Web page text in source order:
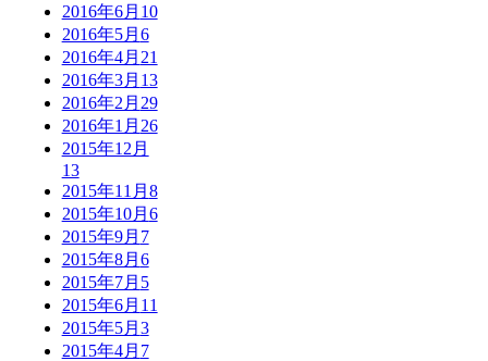
2016年6月 10
2016年5月 6
2016年4月 21
2016年3月 13
2016年2月 29
2016年1月 26
2015年12月
13
2015年11月 8
2015年10月 6
2015年9月 7
2015年8月 6
2015年7月 5
2015年6月 11
2015年5月 3
2015年4月 7